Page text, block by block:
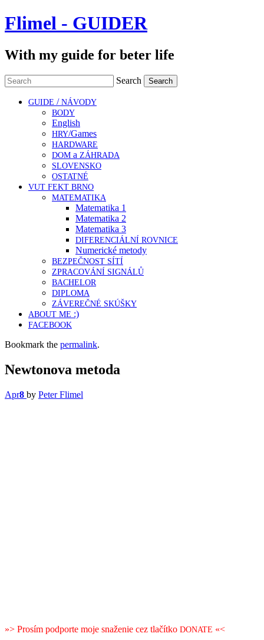
Flimel - GUIDER
With my guide for beter life
Search
GUIDE /NÁVODY
BODY
English
HRY/Games
HARDWARE
DOM a ZÁHRADA
SLOVENSKO
OSTATNÉ
VUT FEKT BRNO
MATEMATIKA
Matematika 1
Matematika 2
Matematika 3
DIFERENCIÁLNÍ ROVNICE
Numerické metody
BEZPEČNOST SÍTÍ
ZPRACOVÁNÍ SIGNÁLŮ
BACHELOR
DIPLOMA
ZÁVEREČNÉ SKÚŠKY
ABOUT ME :)
FACEBOOK
Bookmark the permalink.
Newtonova metoda
Apr8 by Peter Flimel
»> Prosím pod­porte moje snaže­nie cez tlačítko DONATE «<